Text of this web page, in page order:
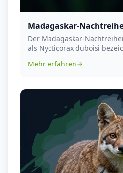
Madagaskar-
Der Madagaskar-
als Nycticorax duboisi
Mehr erfahren